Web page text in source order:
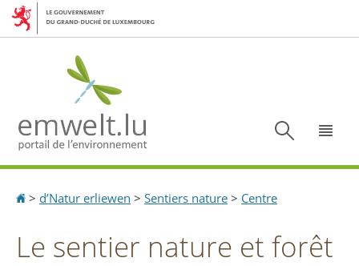
Aller
Aller
Accueil
> d’Natur erliewen > Sentiers nature > Centre
Le sentier nature et forêt